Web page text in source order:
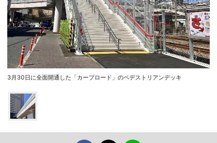
3月30日に全面開通した「カープロード」のペデストリアンデッキ